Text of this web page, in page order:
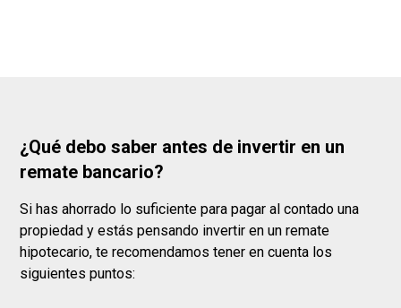
¿Qué debo saber antes de invertir en un
remate bancario?
Si has ahorrado lo suficiente para pagar al contado una
propiedad y estás pensando invertir en un remate
hipotecario, te recomendamos tener en cuenta los
siguientes puntos: